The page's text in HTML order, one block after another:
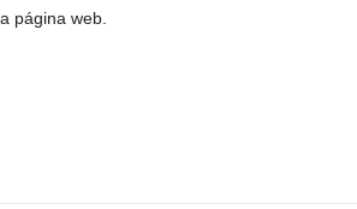
página web.